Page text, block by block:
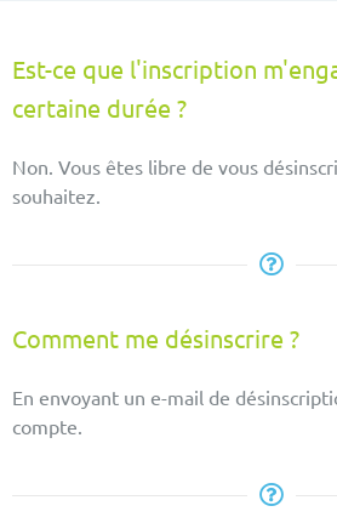
Est-ce que l'inscription
certaine durée ?
Non. Vous êtes libre de vous
souhaitez.
Comment me désinscrire ?
En envoyant un e-mail de
compte.